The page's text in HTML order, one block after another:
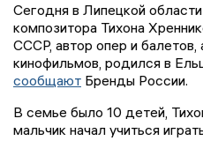
Сегодня в Липецкой
композитора Тихона
СССР, автор опер и
кинофильмов, родился в
сообщают Бренды России.
В семье было 10 детей,
мальчик начал учиться